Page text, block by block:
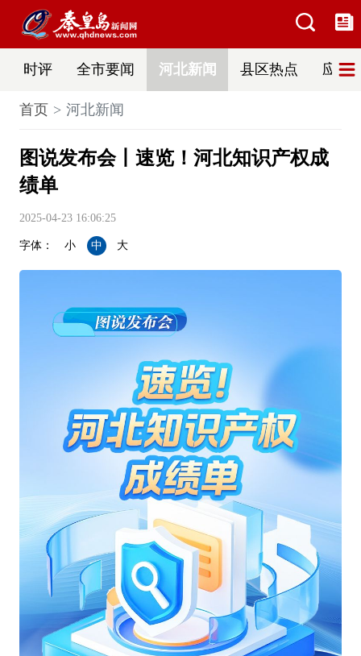
时评 全市要闻 河北新闻 县区热点 应急
首页 河北新闻
图说发布会丨速览！河北知识产权成
绩单
2025-04-23 16:06:25
字体： 小 中 大